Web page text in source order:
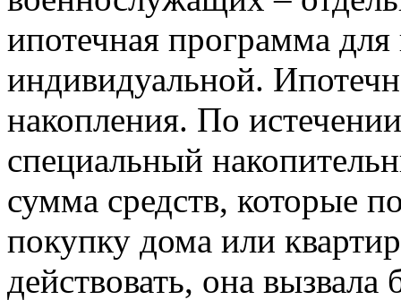
ипотечная программа
индивидуальной.
накопления. По
специальный
сумма средств, которые
покупку дома или
действовать, она